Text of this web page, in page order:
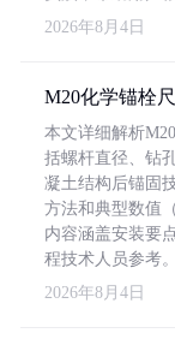
2026年8月4日
M20化学锚栓
本文详细解析
括螺杆直径、钻
凝土结构后锚固
方法和典型数值
内容涵盖安装要
程技术人员参考。
2026年8月4日